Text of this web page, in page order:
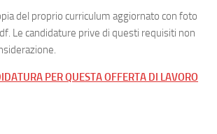
del proprio curriculum aggiornato con foto
Le candidature prive di questi requisiti non
PER QUESTA OFFERTA DI LAVORO